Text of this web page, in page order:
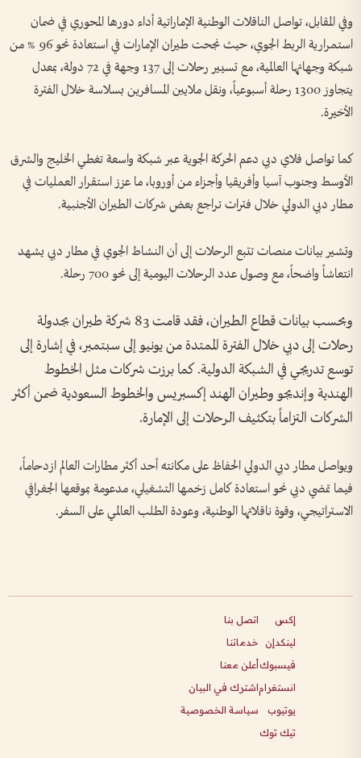
وفي المقابل، تواصل الناقلات الوطنية الإماراتية أداء دورها المحوري في ضمان
استمرارية الربط الجوي، حيث نجحت طيران الإمارات في استعادة نحو 96 % من
شبكة وجهاتها العالمية، مع تسيير رحلات إلى 137 وجهة في 72 دولة، بمعدل
يتجاوز 1300 رحلة أسبوعياً، ونقل ملايين المسافرين بسلاسة خلال الفترة
الأخيرة.
كما تواصل فلاي دبي دعم الحركة الجوية عبر شبكة واسعة تغطي الخليج والشرق
الأوسط وجنوب آسيا وأفريقيا وأجزاء من أوروبا، ما عزز استقرار العمليات في
مطار دبي الدولي خلال فترات تراجع بعض شركات الطيران الأجنبية.
وتشير بيانات منصات تتبع الرحلات إلى أن النشاط الجوي في مطار دبي يشهد
انتعاشاً واضحاً، مع وصول عدد الرحلات اليومية إلى نحو 700 رحلة.
وبحسب بيانات قطاع الطيران، فقد قامت 83 شركة طيران بجدولة
رحلات إلى دبي خلال الفترة الممتدة من يونيو إلى سبتمبر، في إشارة إلى
توسع تدريجي في الشبكة الدولية. كما برزت شركات مثل الخطوط
الهندية وإنديجو وطيران الهند إكسبريس والخطوط السعودية ضمن أكثر
الشركات التزاماً بتكثيف الرحلات إلى الإمارة.
ويواصل مطار دبي الدولي الحفاظ على مكانته أحد أكثر مطارات العالم ازدحاماً،
فيما تمضي دبي نحو استعادة كامل زخمها التشغيلي، مدعومة بموقعها الجغرافي
الاستراتيجي، وقوة ناقلاتها الوطنية، وعودة الطلب العالمي على السفر.
إكس
لينكدإن
فيسبوك
انستغرام
يوتيوب
تيك توك
اتصل بنا
خدماتنا
أعلن معنا
اشترك في البيان
سياسة الخصوصية